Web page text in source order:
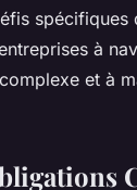
spécifiques
à
et à